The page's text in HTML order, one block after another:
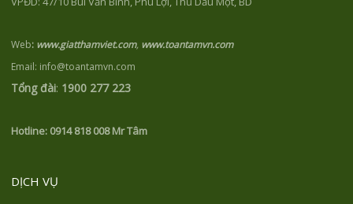
Web: www.giatthamviet.com, www.toantamvn.com
Email: info@toantamvn.com
Tổng đài: 1900 277 223
Hotline: 0914 818 008 Mr Tâm
DỊCH VỤ